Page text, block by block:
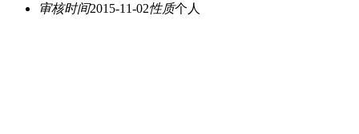
审核时间2015-11-02性质个人